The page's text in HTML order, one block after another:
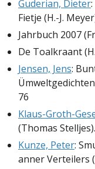
Guderian, Dieter
Fietje (H.-J.
Jahrbuch 2007
De Toalkraant
Jensen, Jens:
76
Klaus-Groth-
(Thomas
Kunze, Peter:
anner Verteilers